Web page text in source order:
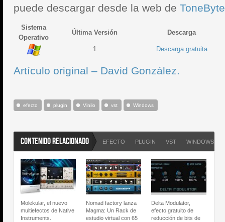
puede descargar desde la web de
Sistema
Operativo
Última Versión Descarga
1 Descarga gratuita
Artículo original – David González.
efecto plugin Vinilo vst Windows
CONTENIDO RELACIONADO EFECTO PLUGIN VST WINDOWS
Molekular, el nuevo
multiefectos de Native
Instruments.
Nomad factory lanza
Magma: Un Rack de
estudio virtual con 65
Delta Modulator,
efecto gratuito de
reducción de bits de